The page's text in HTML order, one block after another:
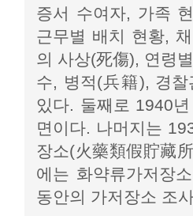
증서 수여자, 가족
근무별 배치 현황,
의 사상(死傷), 연령
수, 병적(兵籍), 경찰
있다. 둘째로 1940
면이다. 나머지는
장소(火藥類假貯藏
에는 화약류가저장
동안의 가저장소 조